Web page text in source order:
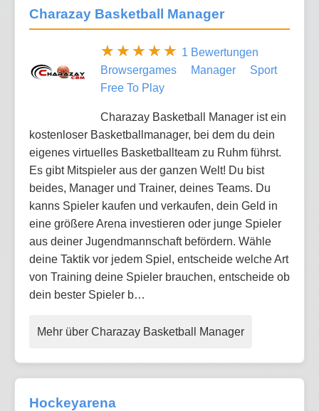
Charazay Basketball Manager
1 Bewertungen
Browsergames
Manager
Sport
Free To Play
Charazay Basketball Manager ist ein
kostenloser Basketballmanager, bei dem du dein
eigenes virtuelles Basketballteam zu Ruhm führst.
Es gibt Mitspieler aus der ganzen Welt! Du bist
beides, Manager und Trainer, deines Teams. Du
kanns Spieler kaufen und verkaufen, dein Geld in
eine größere Arena investieren oder junge Spieler
aus deiner Jugendmannschaft befördern. Wähle
deine Taktik vor jedem Spiel, entscheide welche Art
von Training deine Spieler brauchen, entscheide ob
dein bester Spieler b…
Mehr über Charazay Basketball Manager
Hockeyarena